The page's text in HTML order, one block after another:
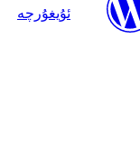
ئۇيغۇرچە